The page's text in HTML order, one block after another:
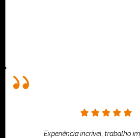
Experiência incrível, trabalho